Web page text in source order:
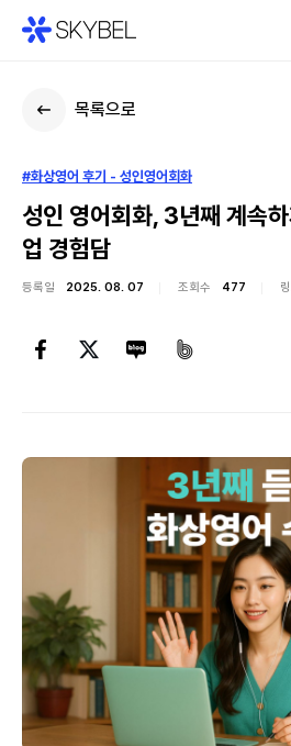
목록으로
#화상영어 후기 - 성인영어회화
성인 영어회화, 3년째 계속
업 경험담
등록일 2025. 08. 07 조회수 477